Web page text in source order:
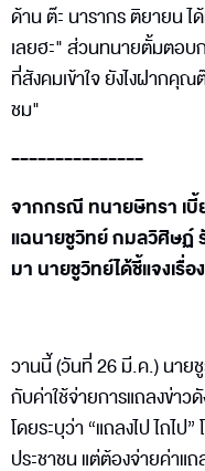
ด้าน ต๊ะ นารากร ติยายน ไ
เลยฮะ" ส่วนทนายตั้มตอ
ที่สังคมเข้าใจ ยังไงฝากคุ
ชม"
---------------
จากกรณี ทนายษิทรา เบี้
แฉนายชูวิทย์ กมลวิศิษฏ์
มา นายชูวิทย์ได้ชี้แจงเรื่
วานนี้ (วันที่ 26 มี.ค.) นาย
กับค่าใช้จ่ายการแถลงข่าว
โดยระบุว่า “แถลงไป ไถไป
ประชาชน แต่ต้องจ่ายค่าแ